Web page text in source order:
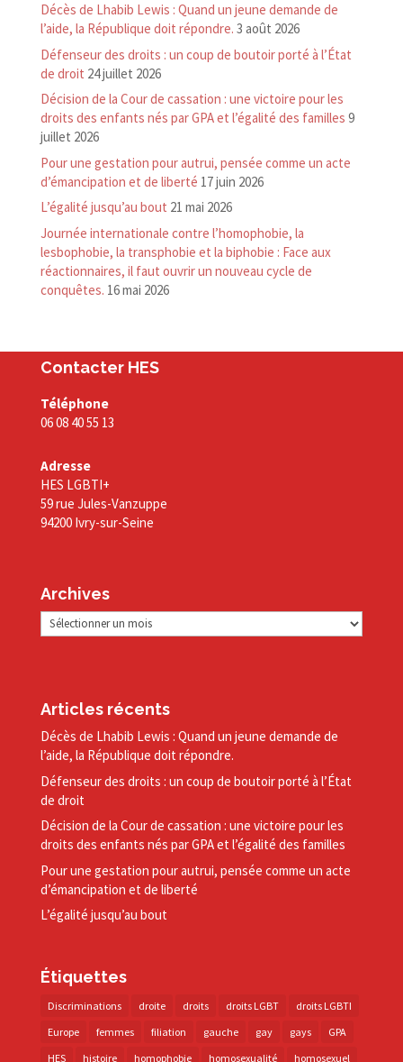
Décès de Lhabib Lewis : Quand un jeune demande de
l’aide, la République doit répondre. 3 août 2026
Défenseur des droits : un coup de boutoir porté à l’État
de droit 24 juillet 2026
Décision de la Cour de cassation : une victoire pour les
droits des enfants nés par GPA et l’égalité des familles 9
juillet 2026
Pour une gestation pour autrui, pensée comme un acte
d’émancipation et de liberté 17 juin 2026
L’égalité jusqu’au bout 21 mai 2026
Journée internationale contre l’homophobie, la
lesbophobie, la transphobie et la biphobie : Face aux
réactionnaires, il faut ouvrir un nouveau cycle de
conquêtes. 16 mai 2026
Contacter HES
Téléphone
06 08 40 55 13
Adresse
HES LGBTI+
59 rue Jules-Vanzuppe
94200 Ivry-sur-Seine
Archives
Archives
Articles récents
Décès de Lhabib Lewis : Quand un jeune demande de
l’aide, la République doit répondre.
Défenseur des droits : un coup de boutoir porté à l’État
de droit
Décision de la Cour de cassation : une victoire pour les
droits des enfants nés par GPA et l’égalité des familles
Pour une gestation pour autrui, pensée comme un acte
d’émancipation et de liberté
L’égalité jusqu’au bout
Étiquettes
Discriminations droite droits droits LGBT
droits LGBTI
Europe
femmes filiation gauche gay gays
GPA
HES
histoire homophobie homosexualité homosexuel